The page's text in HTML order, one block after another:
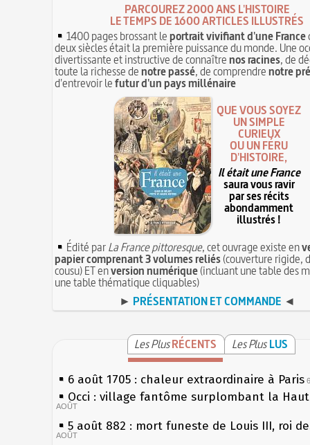
PARCOUREZ 2000 ANS L'HISTOIRE
LE TEMPS DE 1600 ARTICLES ILLUSTRÉS
1400 pages brossant leportrait vivifiant d'une France
deux siècles était la première puissance du monde. Une
divertissante et instructive de connaîtrenos racines, de
toute la richesse denotre passé, de comprendrenotre
d'entrevoir lefutur d'un pays millénaire
QUE VOUS SOYEZ
UN SIMPLE
CURIEUX
OU UN FÉRU
D'HISTOIRE,
Il était une France
saura vous ravir
par ses récits
abondamment
illustrés !
Édité parLa France pittoresque, cet ouvrage existe en
papier comprenant 3 volumes reliés(couverture rigide,
cousu) ET enversion numérique(incluant une table des
une table thématique cliquables)
► PRÉSENTATION ET COMMANDE ◄
Les PlusRÉCENTS Les Plus LUS
6 août 1705 : chaleur extraordinaire à Paris
Occi : village fantôme surplombant la
AOÛT
5 août 882 : mort funeste de Louis III, roi
AOÛT